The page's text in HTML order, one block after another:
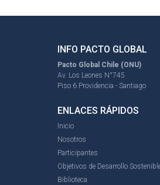
INFO PACTO GLOBAL
Pacto Global Chile (ONU)
Av. Los Leones N°745
Piso 6 Providencia - Santiago
ENLACES RÁPIDOS
Inicio
Nosotros
Participantes
Objetivos de Desarrollo
Biblioteca